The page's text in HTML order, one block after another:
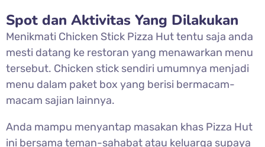
Spot dan Aktivitas Yang Dilakukan
Menikmati Chicken Stick Pizza Hut tentu saja anda
mesti datang ke restoran yang menawarkan menu
tersebut. Chicken stick sendiri umumnya menjadi
menu dalam paket box yang berisi bermacam-
macam sajian lainnya.
Anda mampu menyantap masakan khas Pizza Hut
ini bersama teman-sahabat atau keluarga supaya